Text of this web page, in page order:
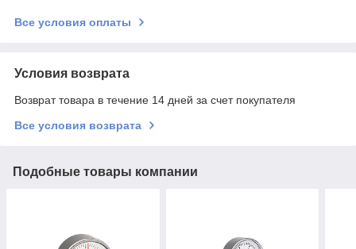
Все условия оплаты
Условия возврата
Возврат товара в течение 14 дней за счет покупателя
Все условия возврата
Подобные товары компании